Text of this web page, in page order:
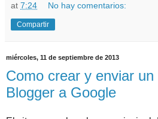
at 7:24 No hay comentarios:
Compartir
miércoles, 11 de septiembre de 2013
Como crear y enviar
Blogger a Google